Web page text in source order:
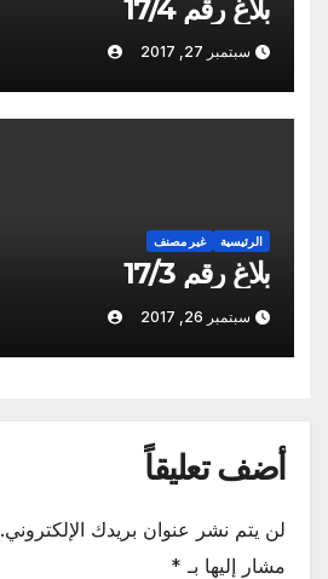
بلاغ رقم 17/4
سبتمبر 27, 2017
الرئيسية غير مصنف
بلاغ رقم 17/3
سبتمبر 26, 2017
أضف تعليقاً
لن يتم نشر عنوان بريدك الإلكتروني.
مشار إليها بـ *